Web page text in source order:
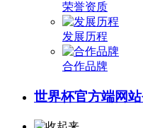
荣誉资质
发展历程
合作品牌
世界杯官方端网